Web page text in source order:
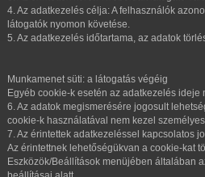
4. Az adatkezelés célja: A felhasználók
látogatók nyomon követése.
5. Az adatkezelés időtartama, az adatok
Munkamenet süti: a látogatás végéig
Egyéb cookie-k esetén az adatkezelés ideje
6. Az adatok megismerésére jogosult
cookie-k használatával nem kezel
7. Az érintettek adatkezeléssel kapcsolatos
Az érintettnek lehetőségükvan a cookie-kat
Eszközök/Beállítások menüjében általában